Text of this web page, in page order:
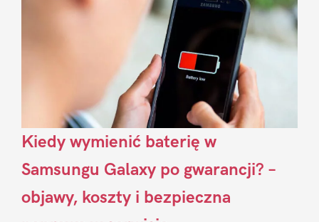
Kiedy wymienić baterię w
Samsungu Galaxy po gwarancji? –
objawy, koszty i bezpieczna